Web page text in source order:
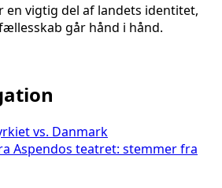
en vigtig del af landets identitet,
går hånd i hånd.
vs. Danmark
Aspendos teatret: stemmer fra